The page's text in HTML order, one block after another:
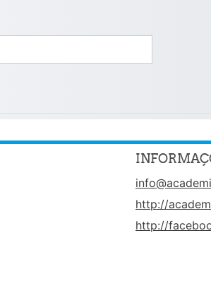
http://
http://